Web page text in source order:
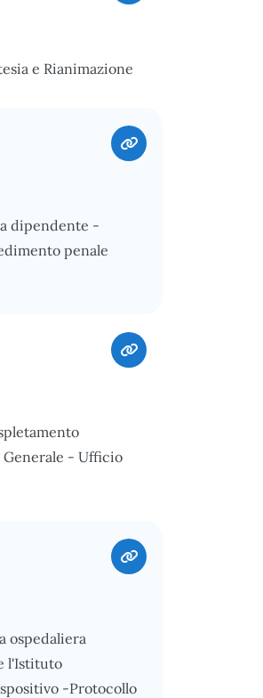
e Rianimazione
dipendente -
penale
Generale - Ufficio
ospedaliera
l'Istituto
-Protocollo